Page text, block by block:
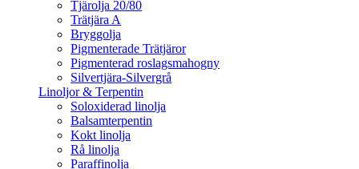
Tjärolja 20/80
Trätjära A
Bryggolja
Pigmenterade Trätjäror
Pigmenterad roslagsmahogny
Silvertjära-Silvergrå
Linoljor & Terpentin
Soloxiderad linolja
Balsamterpentin
Kokt linolja
Rå linolja
Paraffinolja